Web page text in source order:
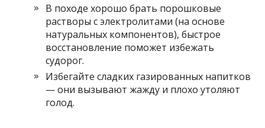
В походе хорошо брать порошковые
растворы с электролитами (на основе
натуральных компонентов), быстрое
восстановление поможет избежать
судорог.
Избегайте сладких газированных напитков
— они вызывают жажду и плохо утоляют
голод.